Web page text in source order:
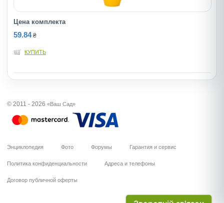
Цена комплекта
59.84 ₴
КУПИТЬ
© 2011 - 2026 «Ваш Сад»
Энциклопедия Фото Форумы Гарантия и сервис
Политика конфиденциальности Адреса и телефоны
Договор публичной оферты